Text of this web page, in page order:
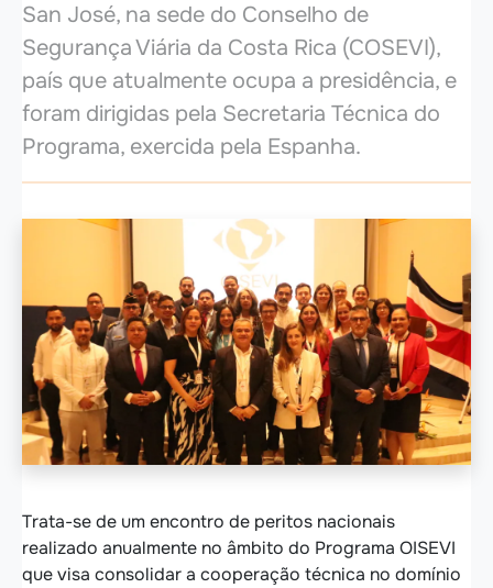
San José, na sede do Conselho de
Segurança Viária da Costa Rica (COSEVI),
país que atualmente ocupa a presidência, e
foram dirigidas pela Secretaria Técnica do
Programa, exercida pela Espanha.
Trata-se de um encontro de peritos nacionais
realizado anualmente no âmbito do Programa OISEVI
que visa consolidar a cooperação técnica no domínio